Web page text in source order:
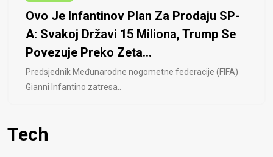
Ovo Je Infantinov Plan Za Prodaju SP-
A: Svakoj Državi 15 Miliona, Trump Se
Povezuje Preko Zeta...
Predsjednik Međunarodne nogometne federacije (FIFA)
Gianni Infantino zatresa..
Tech